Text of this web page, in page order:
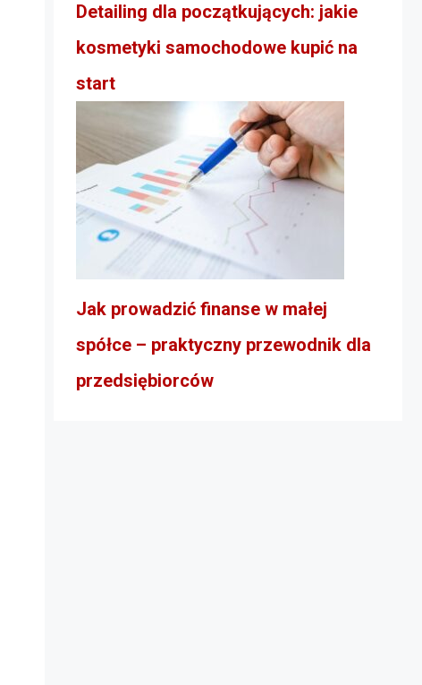
Detailing dla początkujących: jakie
kosmetyki samochodowe kupić na
start
Jak prowadzić finanse w małej
spółce – praktyczny przewodnik dla
przedsiębiorców